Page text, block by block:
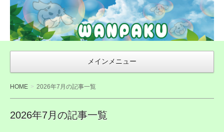
WAN友ブログ
（ご来店感謝ブ
ログ）〜札幌市
豊平区の犬トリ
ミング・無添加
おやつ店
WANPAKU（わ
んぱく）
メインメニュー
HOME 2026年7月の記事一覧
2026年7月の記事一覧